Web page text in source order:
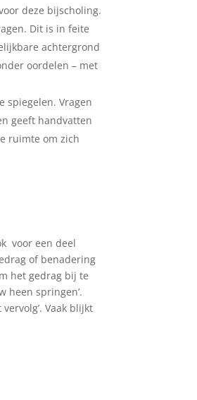
deze bijscholing.
Dit is in feite
achtergrond
oordelen – met
spiegelen. Vragen
geeft handvatten
ruimte om zich
voor een deel
of benadering
het gedrag bij te
heen springen’.
Vaak blijkt